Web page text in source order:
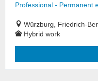
Professional - Permanent
Würzburg, Friedrich-
Hybrid work